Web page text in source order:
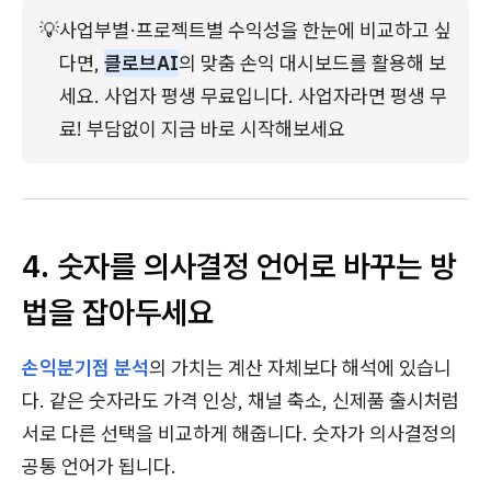
💡사업부별·프로젝트별 수익성을 한눈에 비교하고 싶
다면, 클로브AI의 맞춤 손익 대시보드를 활용해 보
세요. 사업자 평생 무료입니다. 사업자라면 평생 무
료! 부담없이 지금 바로 시작해보세요
4. 숫자를 의사결정 언어로 바꾸는 방
법을 잡아두세요
손익분기점 분석의 가치는 계산 자체보다 해석에 있습니
다. 같은 숫자라도 가격 인상, 채널 축소, 신제품 출시처럼
서로 다른 선택을 비교하게 해줍니다. 숫자가 의사결정의
공통 언어가 됩니다.